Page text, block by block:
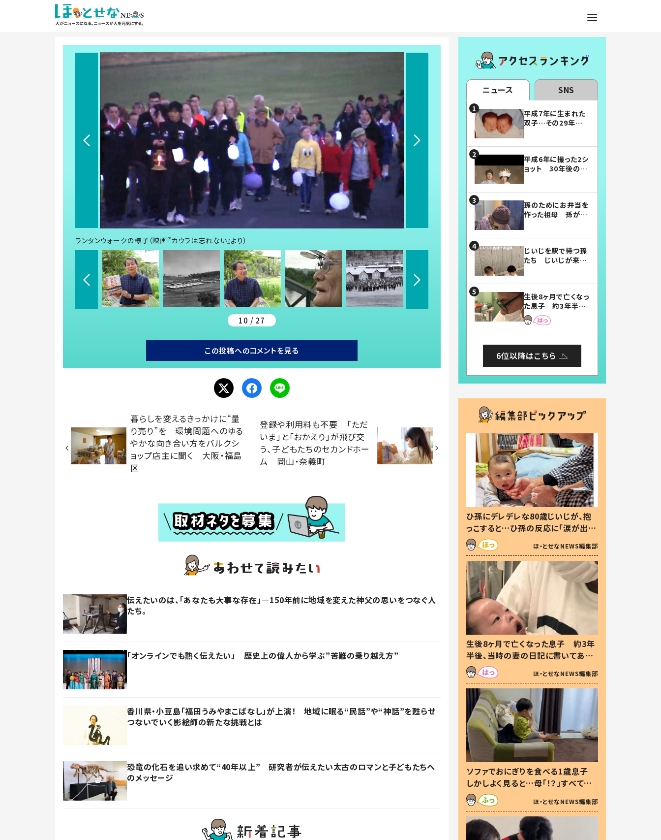
ランタンウォークの様子（映画『カウラは忘れない』より）
10 / 27
この投稿へのコメントを見る
暮らしを変えるきっかけに“量
り売り”を 環境問題へのゆる
やかな向き合い方をバルクシ
ョップ店主に聞く 大阪・福島
区
登録や利用料も不要 「ただ
いま」と「おかえり」が飛び交
う、子どもたちのセカンドホー
ム 岡山・奈義町
伝えたいのは、「あなたも大事な存在」―150年前に地域を変えた神父の思いをつなぐ人
たち。
「オンラインでも熱く伝えたい」 歴史上の偉人から学ぶ”苦難の乗り越え方”
香川県・小豆島「福田うみやまこばなし」が上演！ 地域に眠る“民話”や“神話”を甦らせ
つないでいく影絵師の新たな挑戦とは
恐竜の化石を追い求めて“40年以上” 研究者が伝えたい太古のロマンと子どもたちへ
のメッセージ
ニュース SNS
平成7年に生まれた
双子…その29年後
平成6年に撮った2シ
ョット 30年後の姿
孫のためにお弁当を
作った祖母 孫が絶
じいじを駅で待つ孫
たち じいじが来た
まらない」「幸せにな
れる」
生後8ヶ月で亡くなっ
た息子 約3年半
後、当時の妻の日記
に書いてあった本音
6位以降はこちら
ひ孫にデレデレな80歳じいじが、抱
っこすると…ひ孫の反応に「涙が出ま
した」「可愛くて仕方ない」
ほ・とせなNEWS編集部
生後8ヶ月で亡くなった息子 約3年
半後、当時の妻の日記に書いてあっ
た本音とは
ほ・とせなNEWS編集部
ソファでおにぎりを食べる1歳息子
しかしよく見ると…母「！？」すべてを
察した母の投稿に「可愛いから許
す！」「現行犯〜」
ほ・とせなNEWS編集部